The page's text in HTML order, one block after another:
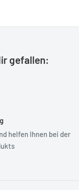
gefallen:
langen